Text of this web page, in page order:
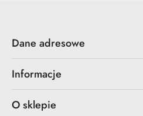
Dane adresowe
Informacje
O sklepie